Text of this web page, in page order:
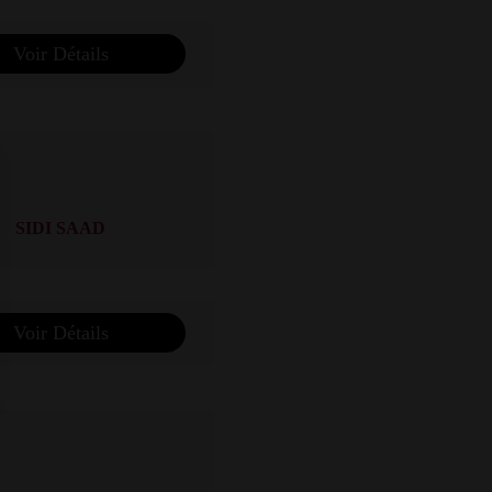
Voir Détails
SIDI SAAD
Voir Détails